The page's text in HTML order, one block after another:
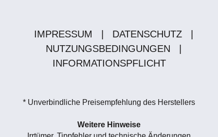
IMPRESSUM DATENSCHUTZ
NUTZUNGSBEDINGUNGEN
INFORMATIONSPFLICHT
* Unverbindliche Preisempfehlung des Herstellers
Weitere Hinweise